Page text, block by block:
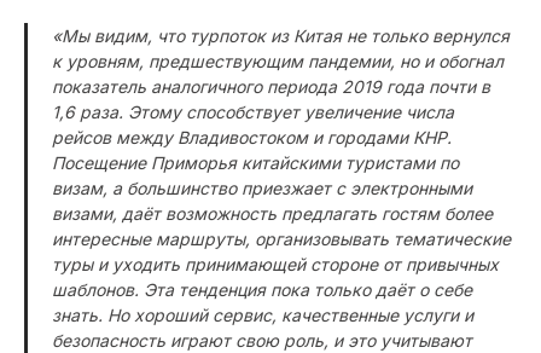
«Мы видим, что турпоток из Китая не только вернулся
к уровням, предшествующим пандемии, но и обогнал
показатель аналогичного периода 2019 года почти в
1,6 раза. Этому способствует увеличение числа
рейсов между Владивостоком и городами КНР.
Посещение Приморья китайскими туристами по
визам, а большинство приезжает с электронными
визами, даёт возможность предлагать гостям более
интересные маршруты, организовывать тематические
туры и уходить принимающей стороне от привычных
шаблонов. Эта тенденция пока только даёт о себе
знать. Но хороший сервис, качественные услуги и
безопасность играют свою роль, и это учитывают